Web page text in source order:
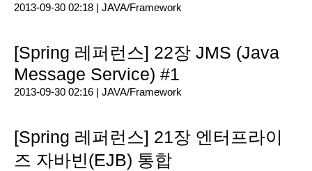
2013-09-30 02:18 | JAVA/Framework
[Spring 레퍼런스] 22장 JMS (Java
Message Service) #1
2013-09-30 02:16 | JAVA/Framework
[Spring 레퍼런스] 21장 엔터프라이
즈 자바빈(EJB) 통합